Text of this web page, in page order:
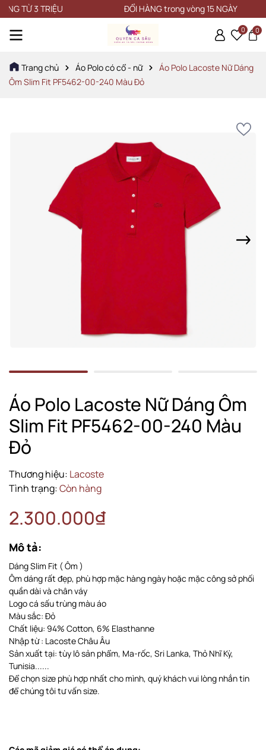
3 TRIỆU ĐỔI HÀNG trong vòng 15 NGÀY
0 0
Trang chủ Áo Polo có cổ - nữ
Áo Polo Lacoste Nữ Dáng
Ôm Slim Fit PF5462-00-240 Màu Đỏ
Áo Polo Lacoste Nữ Dáng Ôm
Slim Fit PF5462-00-240 Màu
Đỏ
Thương hiệu: Lacoste
Tình trạng:Còn hàng
2.300.000₫
Mô tả:
Dáng Slim Fit ( Ôm )
Ôm dáng rất đẹp, phù hợp mặc hàng ngày hoặc mặc công sở phối
quần dài và chân váy
Logo cá sấu trùng màu áo
Màu sắc: Đỏ
Chất liệu: 94% Cotton, 6% Elasthanne
Nhập từ : Lacoste Châu Âu
Sản xuất tại: tùy lô sản phẩm, Ma-rốc, Sri Lanka, Thỏ Nhĩ Kỳ,
Tunisia......
Để chọn size phù hợp nhất cho mình, quý khách vui lòng nhắn tin
để chúng tôi tư vấn size.